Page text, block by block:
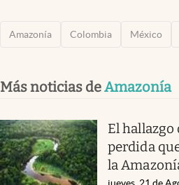
Amazonía Colombia México
Más noticias deAmazonía
El hallazgo
perdida
la